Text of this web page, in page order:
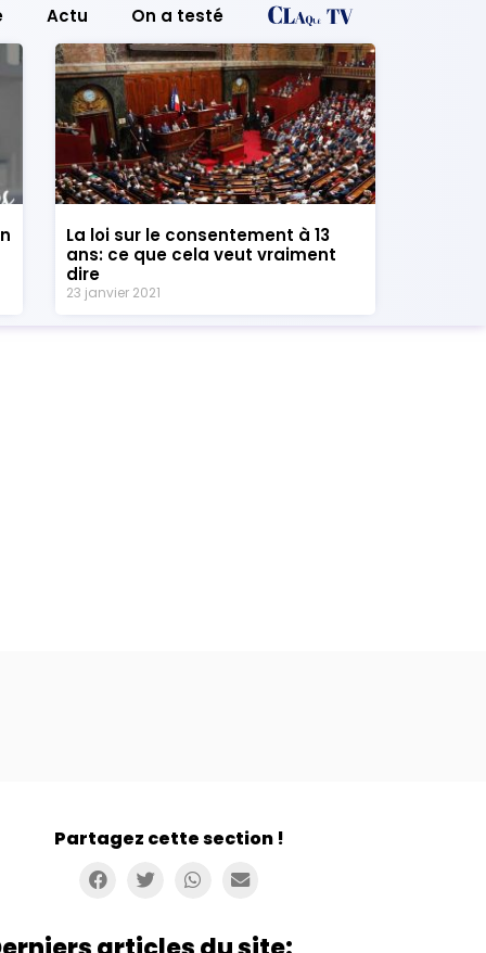
Actu On a testé
La loi sur le consentement à 13
ans: ce que cela veut vraiment
dire
23 janvier 2021
Partagez cette section !